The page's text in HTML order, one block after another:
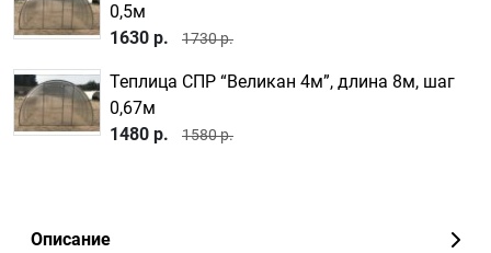
0,5м
1630 р.
1730 р.
Теплица СПР “Великан 4м”, длина 8м, шаг
0,67м
1480 р.
1580 р.
Описание